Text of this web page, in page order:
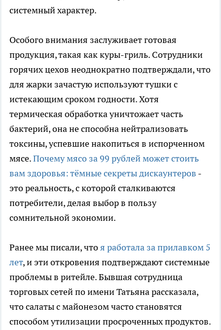
системный характер.
Особого внимания заслуживает готовая
продукция, такая как куры-гриль. Сотрудники
горячих цехов неоднократно подтверждали, что
для жарки зачастую используют тушки с
истекающим сроком годности. Хотя
термическая обработка уничтожает часть
бактерий, она не способна нейтрализовать
токсины, успевшие накопиться в испорченном
мясе.Почему мясо за 99 рублей может стоить
вам здоровья: тёмные секреты дискаунтеров -
это реальность, с которой сталкиваются
потребители, делая выбор в пользу
сомнительной экономии.
Ранее мы писали, чтоя работала за прилавком 5
лет, и эти откровения подтверждают системные
проблемы в ритейле. Бывшая сотрудница
торговых сетей по имени Татьяна рассказала,
что салаты с майонезом часто становятся
способом утилизации просроченных продуктов.